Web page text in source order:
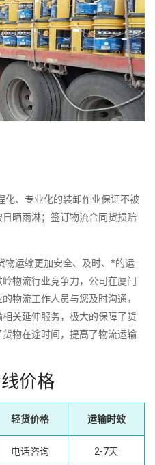
、专业化的装卸作业保证不被
晒雨淋；签订物流合同货损赔
运输更加安全、及时、*的运
物流行业竞争力，公司在厦门
物流工作人员与您及时沟通，
关延伸服务，极大的保障了货
物在途时间，提高了物流运输
价格
轻货价格 运输时效
电话咨询 2-7天